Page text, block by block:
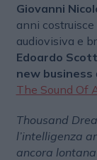
Giovanni
anni
audiovisiva e
Edoardo
new business
The Sound Of
Thousand
l’intelligenza
ancora